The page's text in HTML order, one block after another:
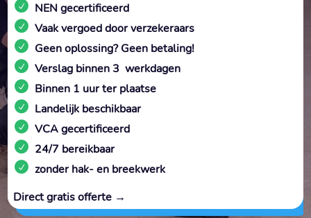
NEN gecertificeerd
Vaak vergoed door verzekeraars
Geen oplossing? Geen betaling!
Verslag binnen 3 werkdagen
Binnen 1 uur ter plaatse
Landelijk beschikbaar
VCA gecertificeerd
24/7 bereikbaar
zonder hak- en breekwerk
Direct gratis offerte →